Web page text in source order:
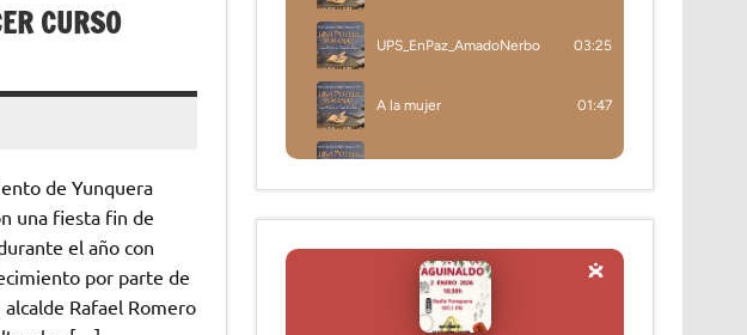
CURSO
de Yunquera
una fiesta fin de
el año con
por parte de
Rafael Romero